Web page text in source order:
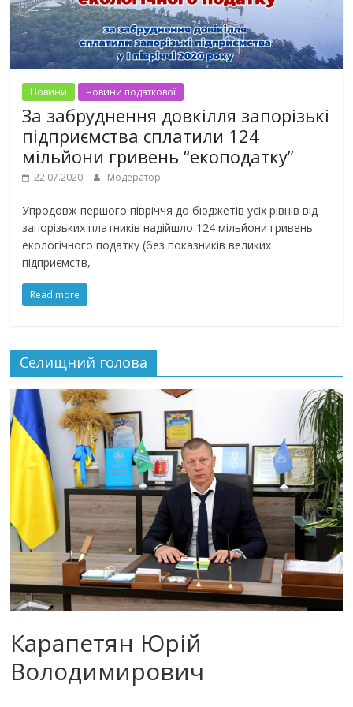
Новини новини податкової
За забруднення довкілля запорізькі
підприємства сплатили 124
мільйони гривень “екоподатку”
22.07.2020 Модератор
Упродовж першого півріччя до бюджетів усіх рівнів від
запорізьких платників надійшло 124 мільйони гривень
екологічного податку (без показників великих
підприємств,
Read more
Селищний голова
Карапетян Юрій
Володимирович